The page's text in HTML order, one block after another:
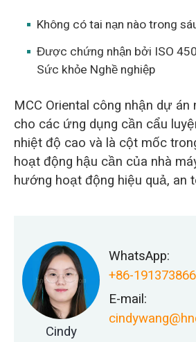
Không có tai nạn nào trong
Được chứng nhận bởi ISO
Sức khỏe Nghề nghiệp
MCC Oriental công nhận dự
cho các ứng dụng cần cẩu
nhiệt độ cao và là cột mốc
hoạt động hậu cần của nhà
hướng hoạt động hiệu quả, an
Cindy
WhatsApp:
+86-
E-mail: